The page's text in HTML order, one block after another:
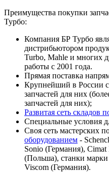
Преимущества покупки
Турбо:
Компания БР Турбо
дистрибьютором
Turbo, Mahle и многих
работы с 2001 года.
Прямая поставка
Крупнейший в России
запчастей для них
запчастей для них);
Развитая сеть складов
Специальные условия
Своя сеть мастерских
оборудованием -
Sonio (Германия),
(Польша), станки
Viscom (Германия).